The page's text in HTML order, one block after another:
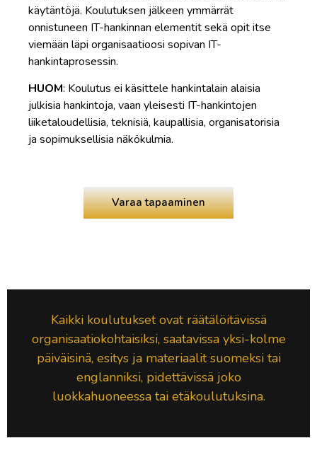
käytäntöjä. Koulutuksen jälkeen ymmärrät
onnistuneen IT-hankinnan elementit sekä opit itse
viemään läpi organisaatioosi sopivan IT-
hankintaprosessin.
HUOM: Koulutus ei käsittele hankintalain alaisia
julkisia hankintoja, vaan yleisesti IT-hankintojen
liiketaloudellisia, teknisiä, kaupallisia, organisatorisia
ja sopimuksellisia näkökulmia.
Varaa tapaaminen
Kaikki koulutukset ovat räätälöitävissä
organisaatiokohtaisiksi, saatavissa yksi-kolme
päiväisinä, esitys ja materiaalit suomeksi tai
englanniksi, pidettävissä joko
luokkahuoneessa tai etäkoulutuksina.